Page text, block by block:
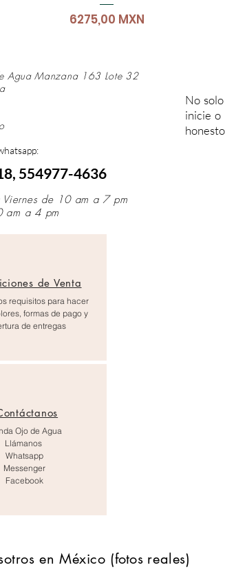
Precio
6275,00 MXN
Agua Manzana 163 Lote 32
8, 554977-4636
Viernes de 10am a 7 pm
am a 4 pm
No
inicie o
de Venta
requisitos para hacer
formas de pago y
de entregas
Ojo de Agua
Llámanos
Whatsapp
Messenger
Facebook
en México (fotosreales)